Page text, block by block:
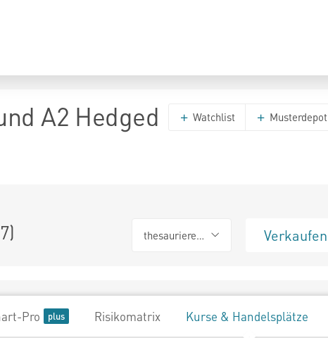
A2 Hedged Watchlist Musterdepot
) thesaurierend Verkaufen
Pro Risikomatrix Kurse & Handelsplätze